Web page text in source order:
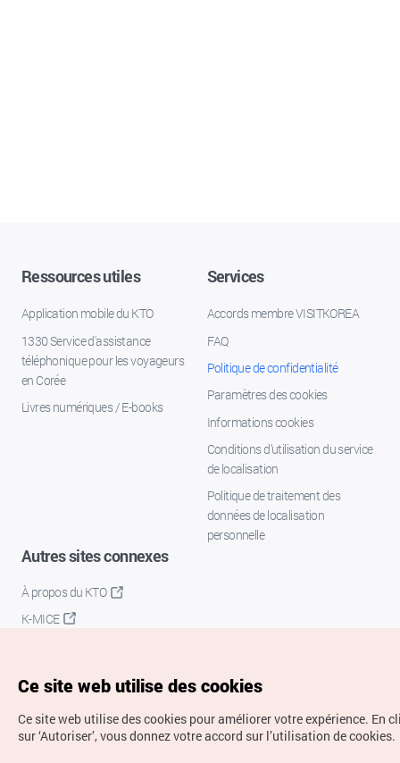
Ressources utiles
Application mobile du KTO
1330 Service d'assistance
téléphonique pour les voyageurs
en Corée
Livres numériques / E-books
Services
Accords membre VISITKOREA
FAQ
Politique de confidentialité
Paramètres des cookies
Informations cookies
Conditions d’utilisation du service
de localisation
Politique de traitement des
données de localisation
personnelle
Autres sites connexes
À propos du KTO
K-MICE
Ce site web utilise des cookies
Ce site web utilise des cookies pour améliorer votre expérience. En
sur ‘Autoriser’, vous donnez votre accord sur l’utilisation de cookies.